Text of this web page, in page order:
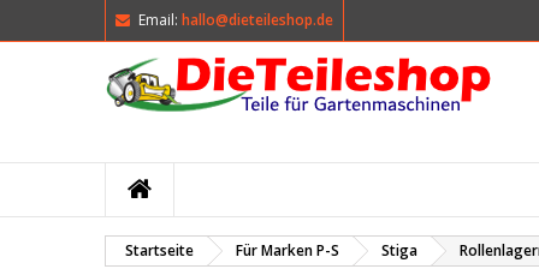
Email: hallo@dieteileshop.de
Startseite Für Marken P-S Stiga